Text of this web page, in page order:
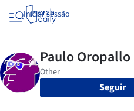
Iniciar sessão
Seguir